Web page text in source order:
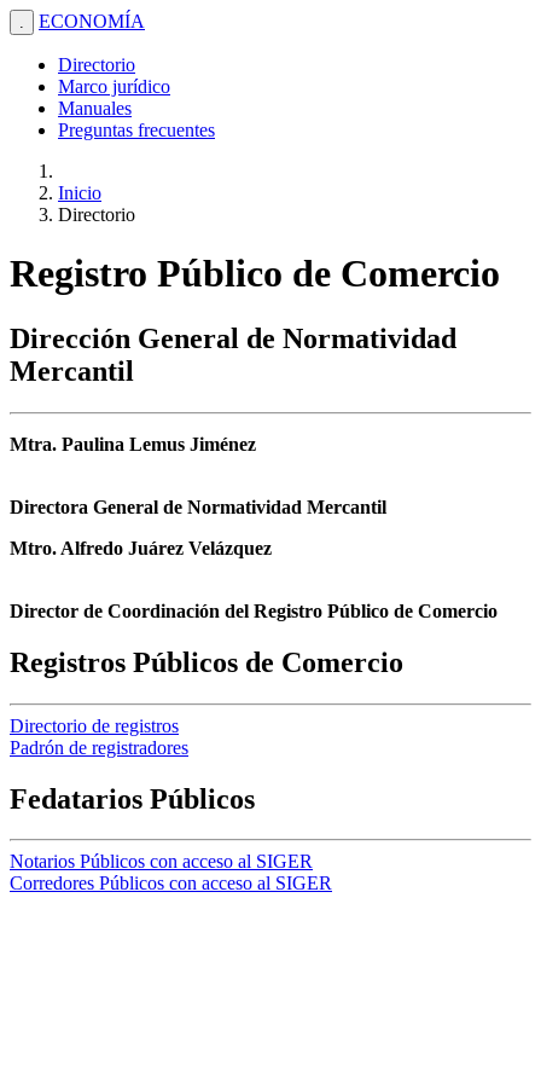
. ECONOMÍA
Directorio
Marco jurídico
Manuales
Preguntas frecuentes
Inicio
Directorio
Registro Público de Comercio
Dirección General de Normatividad
Mercantil
Mtra. Paulina Lemus Jiménez
Directora General de Normatividad Mercantil
Mtro. Alfredo Juárez Velázquez
Director de Coordinación del Registro Público de Comercio
Registros Públicos de Comercio
Directorio de registros
Padrón de registradores
Fedatarios Públicos
Notarios Públicos con acceso al SIGER
Corredores Públicos con acceso al SIGER